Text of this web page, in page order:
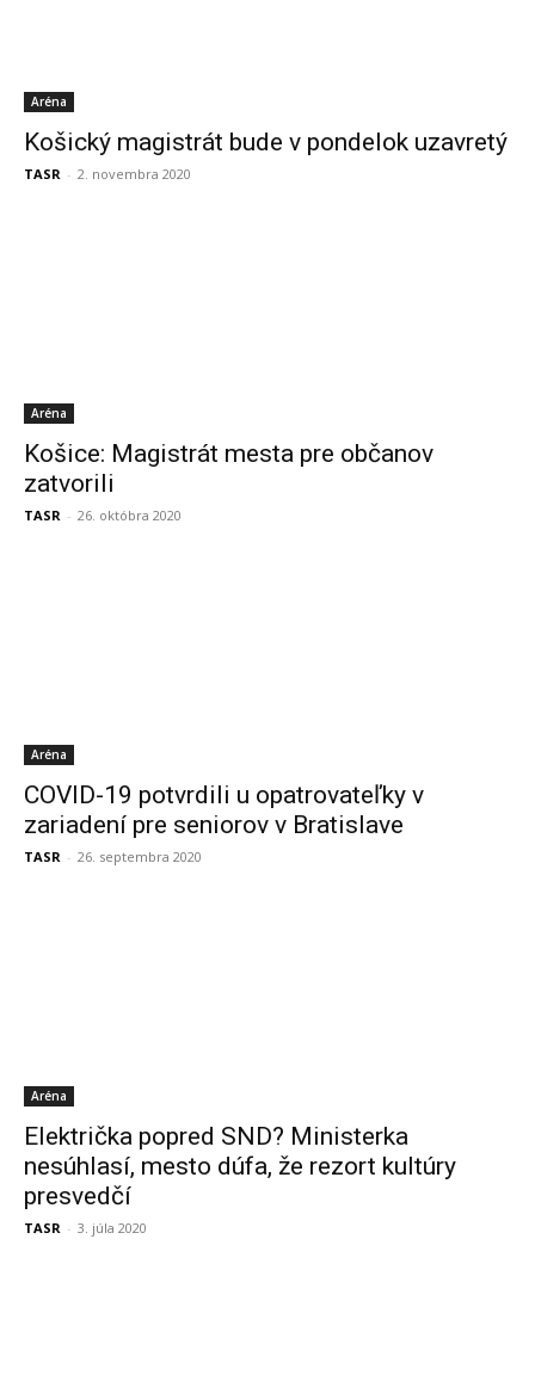
Aréna
Košický magistrát bude v pondelok uzavretý
TASR - 2. novembra 2020
Aréna
Košice: Magistrát mesta pre občanov
zatvorili
TASR - 26. októbra 2020
Aréna
COVID-19 potvrdili u opatrovateľky v
zariadení pre seniorov v Bratislave
TASR - 26. septembra 2020
Aréna
Električka popred SND? Ministerka
nesúhlasí, mesto dúfa, že rezort kultúry
presvedčí
TASR - 3. júla 2020